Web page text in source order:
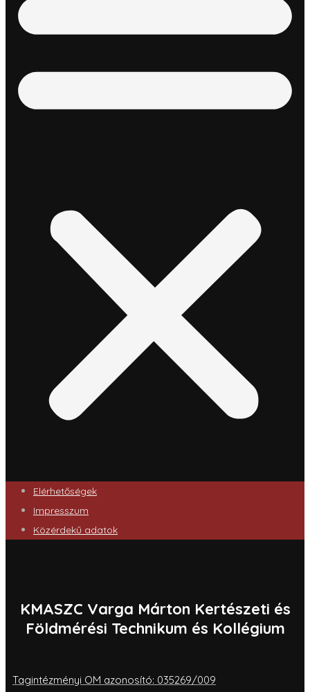
Elérhetőségek
Impresszum
Közérdekű adatok
KMASZC Varga Márton Kertészeti és
Földmérési Technikum és Kollégium
Tagintézményi OM azonosító: 035269/009